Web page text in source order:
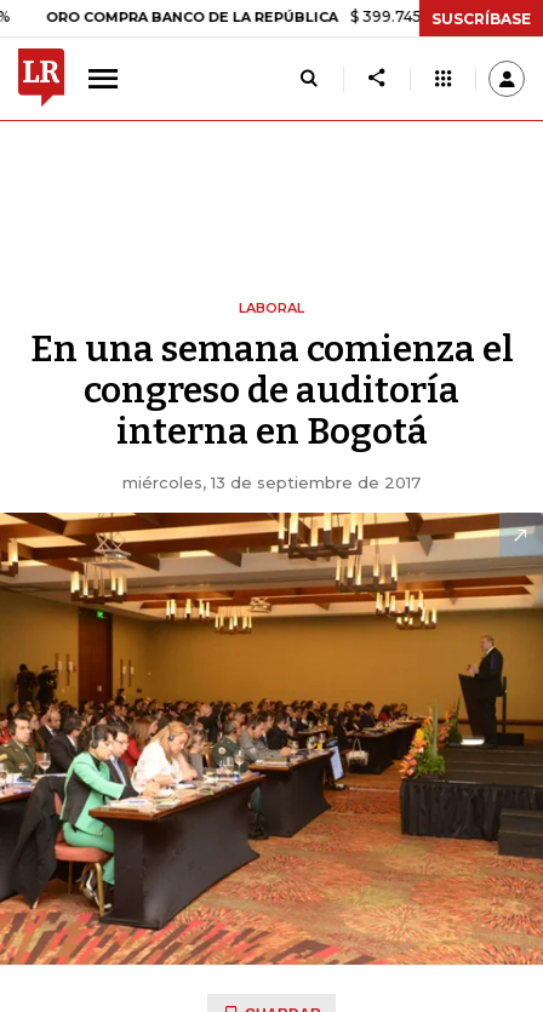
COMPRA BANCO DE LA REPÚBLICA $ 399.745,16 +$ 2.295,71
SUSCRÍBASE
LABORAL
En una semana comienza el
congreso de auditoría
interna en Bogotá
miércoles, 13 de septiembre de 2017